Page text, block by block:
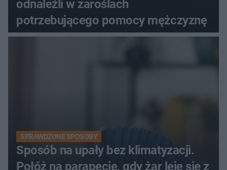
odnaleźli w zaroślach
potrzebującego pomocy mężczyznę
SPRAWDZONE SPOSOBY
Sposób na upały bez klimatyzacji.
Połóż na parapecie, gdy żar leje się z